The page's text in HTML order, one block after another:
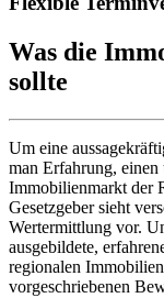
Was die
sollte
Um eine
man Erfahrung,
Immobilienmarkt der
Gesetzgeber sieht
Wertermittlung vor.
ausgebildete,
regionalen
vorgeschriebenen